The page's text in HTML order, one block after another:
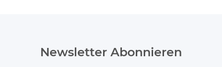
Newsletter Abonnieren